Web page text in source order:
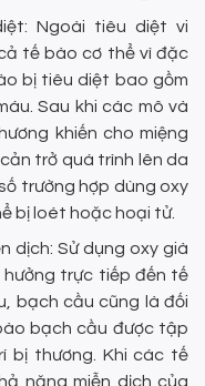
Ngoài tiêu diệt vi
tế bào cơ thể vì đặc
bị tiêu diệt bao gồm
Sau khi các mô và
khiến cho miệng
trở quá trình lên da
trường hợp dùng oxy
bị loét hoặc hoại tử.
dịch: Sử dụng oxy già
hưởng trực tiếp đến tế
bạch cầu cũng là đối
bạch cầu được tập
bị thương. Khi các tế
năng miễn dịch của